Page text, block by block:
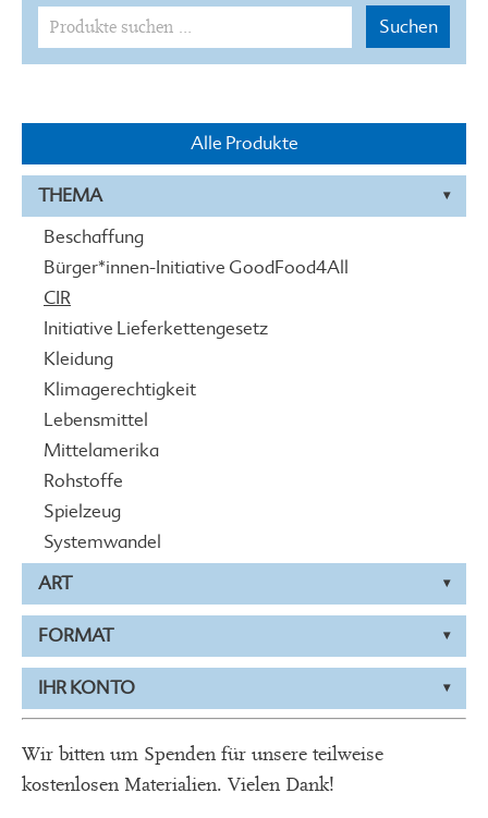
Suchen
nach:
Suchen
Alle Produkte
THEMA
Beschaffung
Bürger*innen-Initiative GoodFood4All
CIR
Initiative Lieferkettengesetz
Kleidung
Klimagerechtigkeit
Lebensmittel
Mittelamerika
Rohstoffe
Spielzeug
Systemwandel
ART
FORMAT
IHR KONTO
Wir bitten um Spenden für unsere teilweise
kostenlosen Materialien. Vielen Dank!